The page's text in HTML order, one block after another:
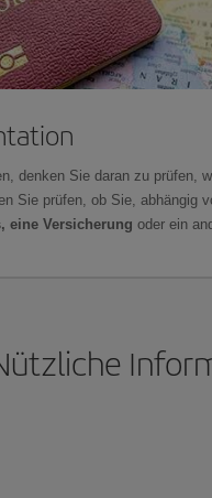
denken Sie daran zu prüfen,
Sie prüfen, ob Sie, abhängig
eine Versicherung oder ein